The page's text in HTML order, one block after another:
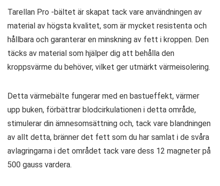
Tarellan Pro -bältet är skapat tack vare användningen av
material av högsta kvalitet, som är mycket resistenta och
hållbara och garanterar en minskning av fett i kroppen. Den
täcks av material som hjälper dig att behålla den
kroppsvärme du behöver, vilket ger utmärkt värmeisolering.
Detta värmebälte fungerar med en bastueffekt, värmer
upp buken, förbättrar blodcirkulationen i detta område,
stimulerar din ämnesomsättning och, tack vare blandningen
av allt detta, bränner det fett som du har samlat i de svåra
avlagringarna i det området tack vare dess 12 magneter på
500 gauss vardera.